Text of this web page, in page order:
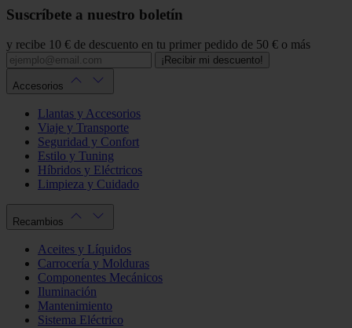
Suscríbete a nuestro boletín
y recibe 10 € de descuento en tu primer pedido de 50 € o más
¡Recibir mi descuento!
Accesorios
Llantas y Accesorios
Viaje y Transporte
Seguridad y Confort
Estilo y Tuning
Híbridos y Eléctricos
Limpieza y Cuidado
Recambios
Aceites y Líquidos
Carrocería y Molduras
Componentes Mecánicos
Iluminación
Mantenimiento
Sistema Eléctrico